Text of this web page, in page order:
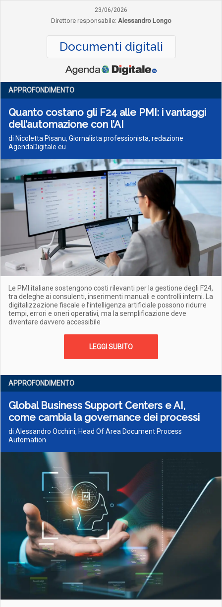
23/06/2026
Direttore responsabile: Alessandro Longo
Documenti digitali
APPROFONDIMENTO
Quanto costano gli F24 alle PMI: i vantaggi
dell’automazione con l’AI
di Nicoletta Pisanu, Giornalista professionista, redazione
AgendaDigitale.eu
Le PMI italiane sostengono costi rilevanti per la gestione degli F24,
tra deleghe ai consulenti, inserimenti manuali e controlli interni. La
digitalizzazione fiscale e l’intelligenza artificiale possono ridurre
tempi, errori e oneri operativi, ma la semplificazione deve
diventare davvero accessibile
LEGGI SUBITO
APPROFONDIMENTO
Global Business Support Centers e AI,
come cambia la governance dei processi
di Alessandro Occhini, Head Of Area Document Process
Automation